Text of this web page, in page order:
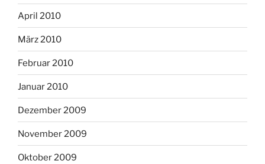
April 2010
März 2010
Februar 2010
Januar 2010
Dezember 2009
November 2009
Oktober 2009